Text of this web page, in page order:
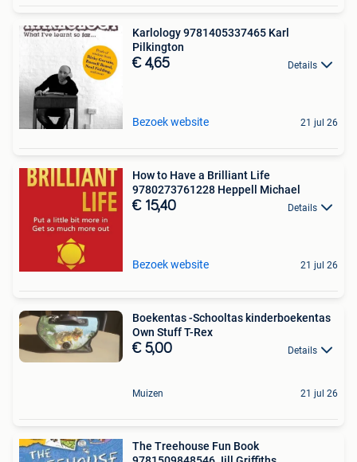
Karlology 9781405337465 Karl
Pilkington
€ 4,65 Details
Bezoek website 21 jul 26
How to Have a Brilliant Life
9780273761228 Heppell Michael
€ 15,40 Details
Bezoek website 21 jul 26
Boekentas -Schooltas kinderboekentas
Own Stuff T-Rex
€ 5,00 Details
Muizen 21 jul 26
The Treehouse Fun Book